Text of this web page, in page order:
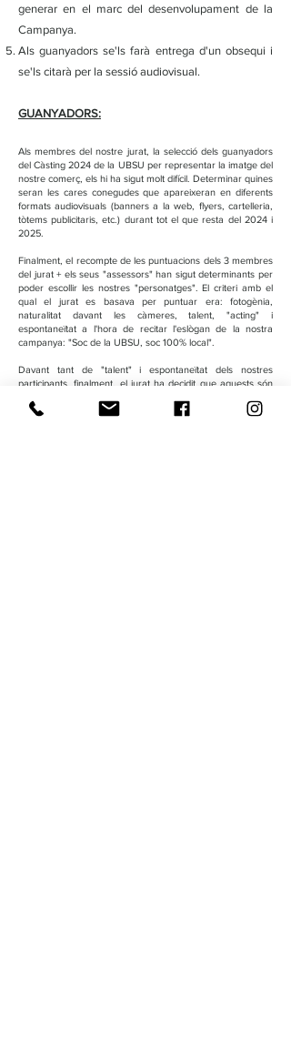
generar en el marc del desenvolupament de la
Campanya.
Als guanyadors se'ls farà entrega d'un obsequi i
se'ls citarà per la sessió audiovisual.
GUANYADORS:
Als membres del nostre jurat, la selecció dels guanyadors
del Càsting 2024 de la UBSU per representar la imatge del
nostre comerç, els hi ha sigut molt difícil. Determinar quines
seran les cares conegudes que apareixeran en diferents
formats audiovisuals (banners a la web, flyers, cartelleria,
tòtems publicitaris, etc.) durant tot el que resta del 2024 i
2025.
Finalment, el recompte de les puntuacions dels 3 membres
del jurat + els seus "assessors" han sigut determinants per
poder escollir les nostres "personatges". El criteri amb el
qual el jurat es basava per puntuar era: fotogènia,
naturalitat davant les càmeres, talent, "acting" i
espontaneïtat a l'hora de recitar l'eslògan de la nostra
campanya: "Soc de la UBSU, soc 100% local".
Davant tant de "talent" i espontaneïtat dels nostres
participants, finalment, el jurat ha decidit que aquests són